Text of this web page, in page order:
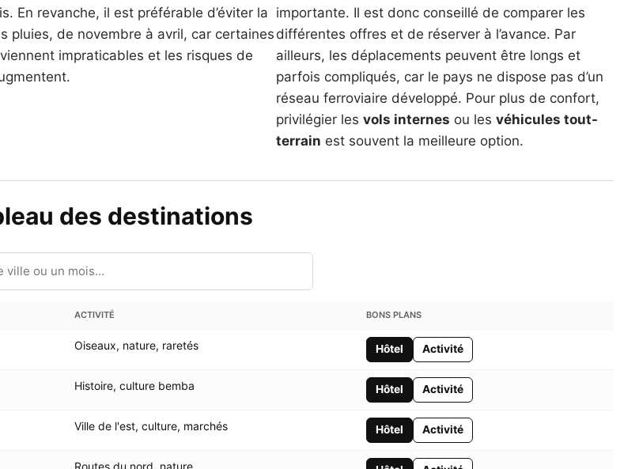
En revanche, il est préférable d’éviter la
pluies, de novembre à avril, car certaines
impraticables et les risques de
importante. Il est donc conseillé de comparer les
différentes offres et de réserver à l’avance. Par
ailleurs, les déplacements peuvent être longs et
parfois compliqués, car le pays ne dispose pas d’un
réseau ferroviaire développé. Pour plus de confort,
privilégier lesvols internes ou lesvéhicules tout-
terrain est souvent la meilleure option.
des destinations
ACTIVITÉ BONS PLANS
Oiseaux, nature, raretés Hôtel Activité
Histoire, culture bemba Hôtel Activité
Ville de l'est, culture, marchés Hôtel Activité
Routes du nord, nature